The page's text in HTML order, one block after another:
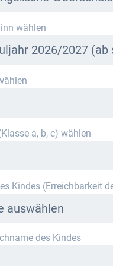
Schule stehen derzeit
Sie uns per E-Mail an
wählen
2026/2027 (ab
a, b, c) wählen
Kindes (Erreichbarkeit
auswählen
des Kindes